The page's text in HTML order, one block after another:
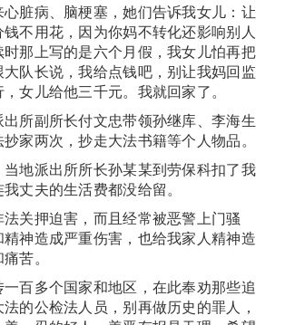
脏病、脑梗塞，她们告诉我女儿：让
不用花，因为你妈不转化还影响别人
那上写的是六个月假，我女儿怕再把
队长说，我给点钱吧，别让我妈回监
女儿给他三千元。我就回家了。
所副所长付文忠带领孙继库、李海生
家两次，抄走大法书籍等个人物品。
地派出所所长孙某某到劳保科扣了我
丈夫的生活费都没给留。
关押迫害，而且经常被恶警上门骚
神造成严重伤害，也给我家人精神造
苦。
百多个国家和地区，在此奉劝那些追
的公检法人员，别再做历史的罪人，